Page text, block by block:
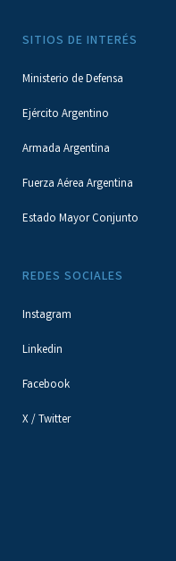
SITIOS DE INTERÉS
Ministerio de Defensa
Ejército Argentino
Armada Argentina
Fuerza Aérea Argentina
Estado Mayor Conjunto
REDES SOCIALES
Instagram
Linkedin
Facebook
X / Twitter